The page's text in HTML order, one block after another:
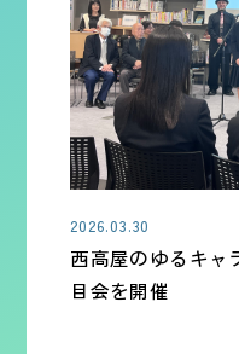
2026.03.30
西高屋のゆるキャ
目会を開催